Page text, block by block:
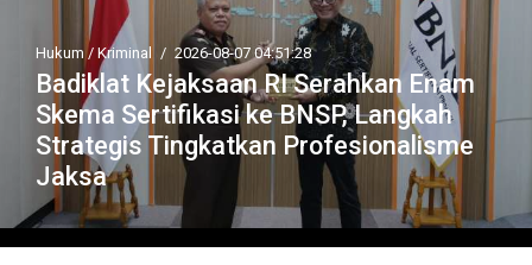
Hukum / Kriminal / 2026-08-07 04:51:28
Badiklat Kejaksaan RI Serahkan Enam
Skema Sertifikasi ke BNSP, Langkah
Strategis Tingkatkan Profesionalisme
Jaksa